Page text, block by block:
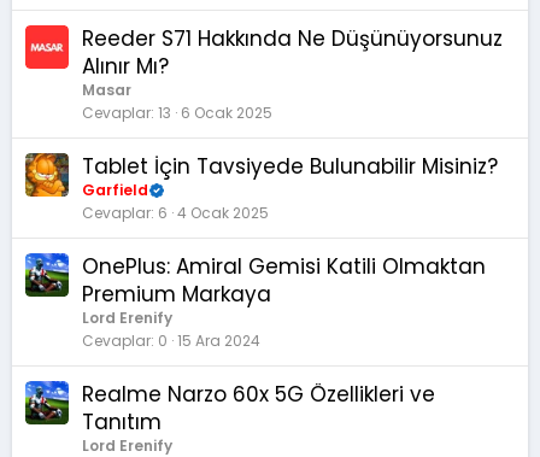
Reeder S71 Hakkında Ne Düşünüyorsunuz
Alınır Mı?
Masar
Cevaplar 13 6 Ocak 2025
Tablet İçin Tavsiyede Bulunabilir Misiniz?
Garfield
Cevaplar 6 4 Ocak 2025
OnePlus: Amiral Gemisi Katili Olmaktan
Premium Markaya
Lord Erenify
Cevaplar 0 15 Ara 2024
Realme Narzo 60x 5G Özellikleri ve
Tanıtım
Lord Erenify